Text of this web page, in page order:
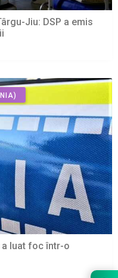
Jiu: DSP a emis
a luat foc într-o